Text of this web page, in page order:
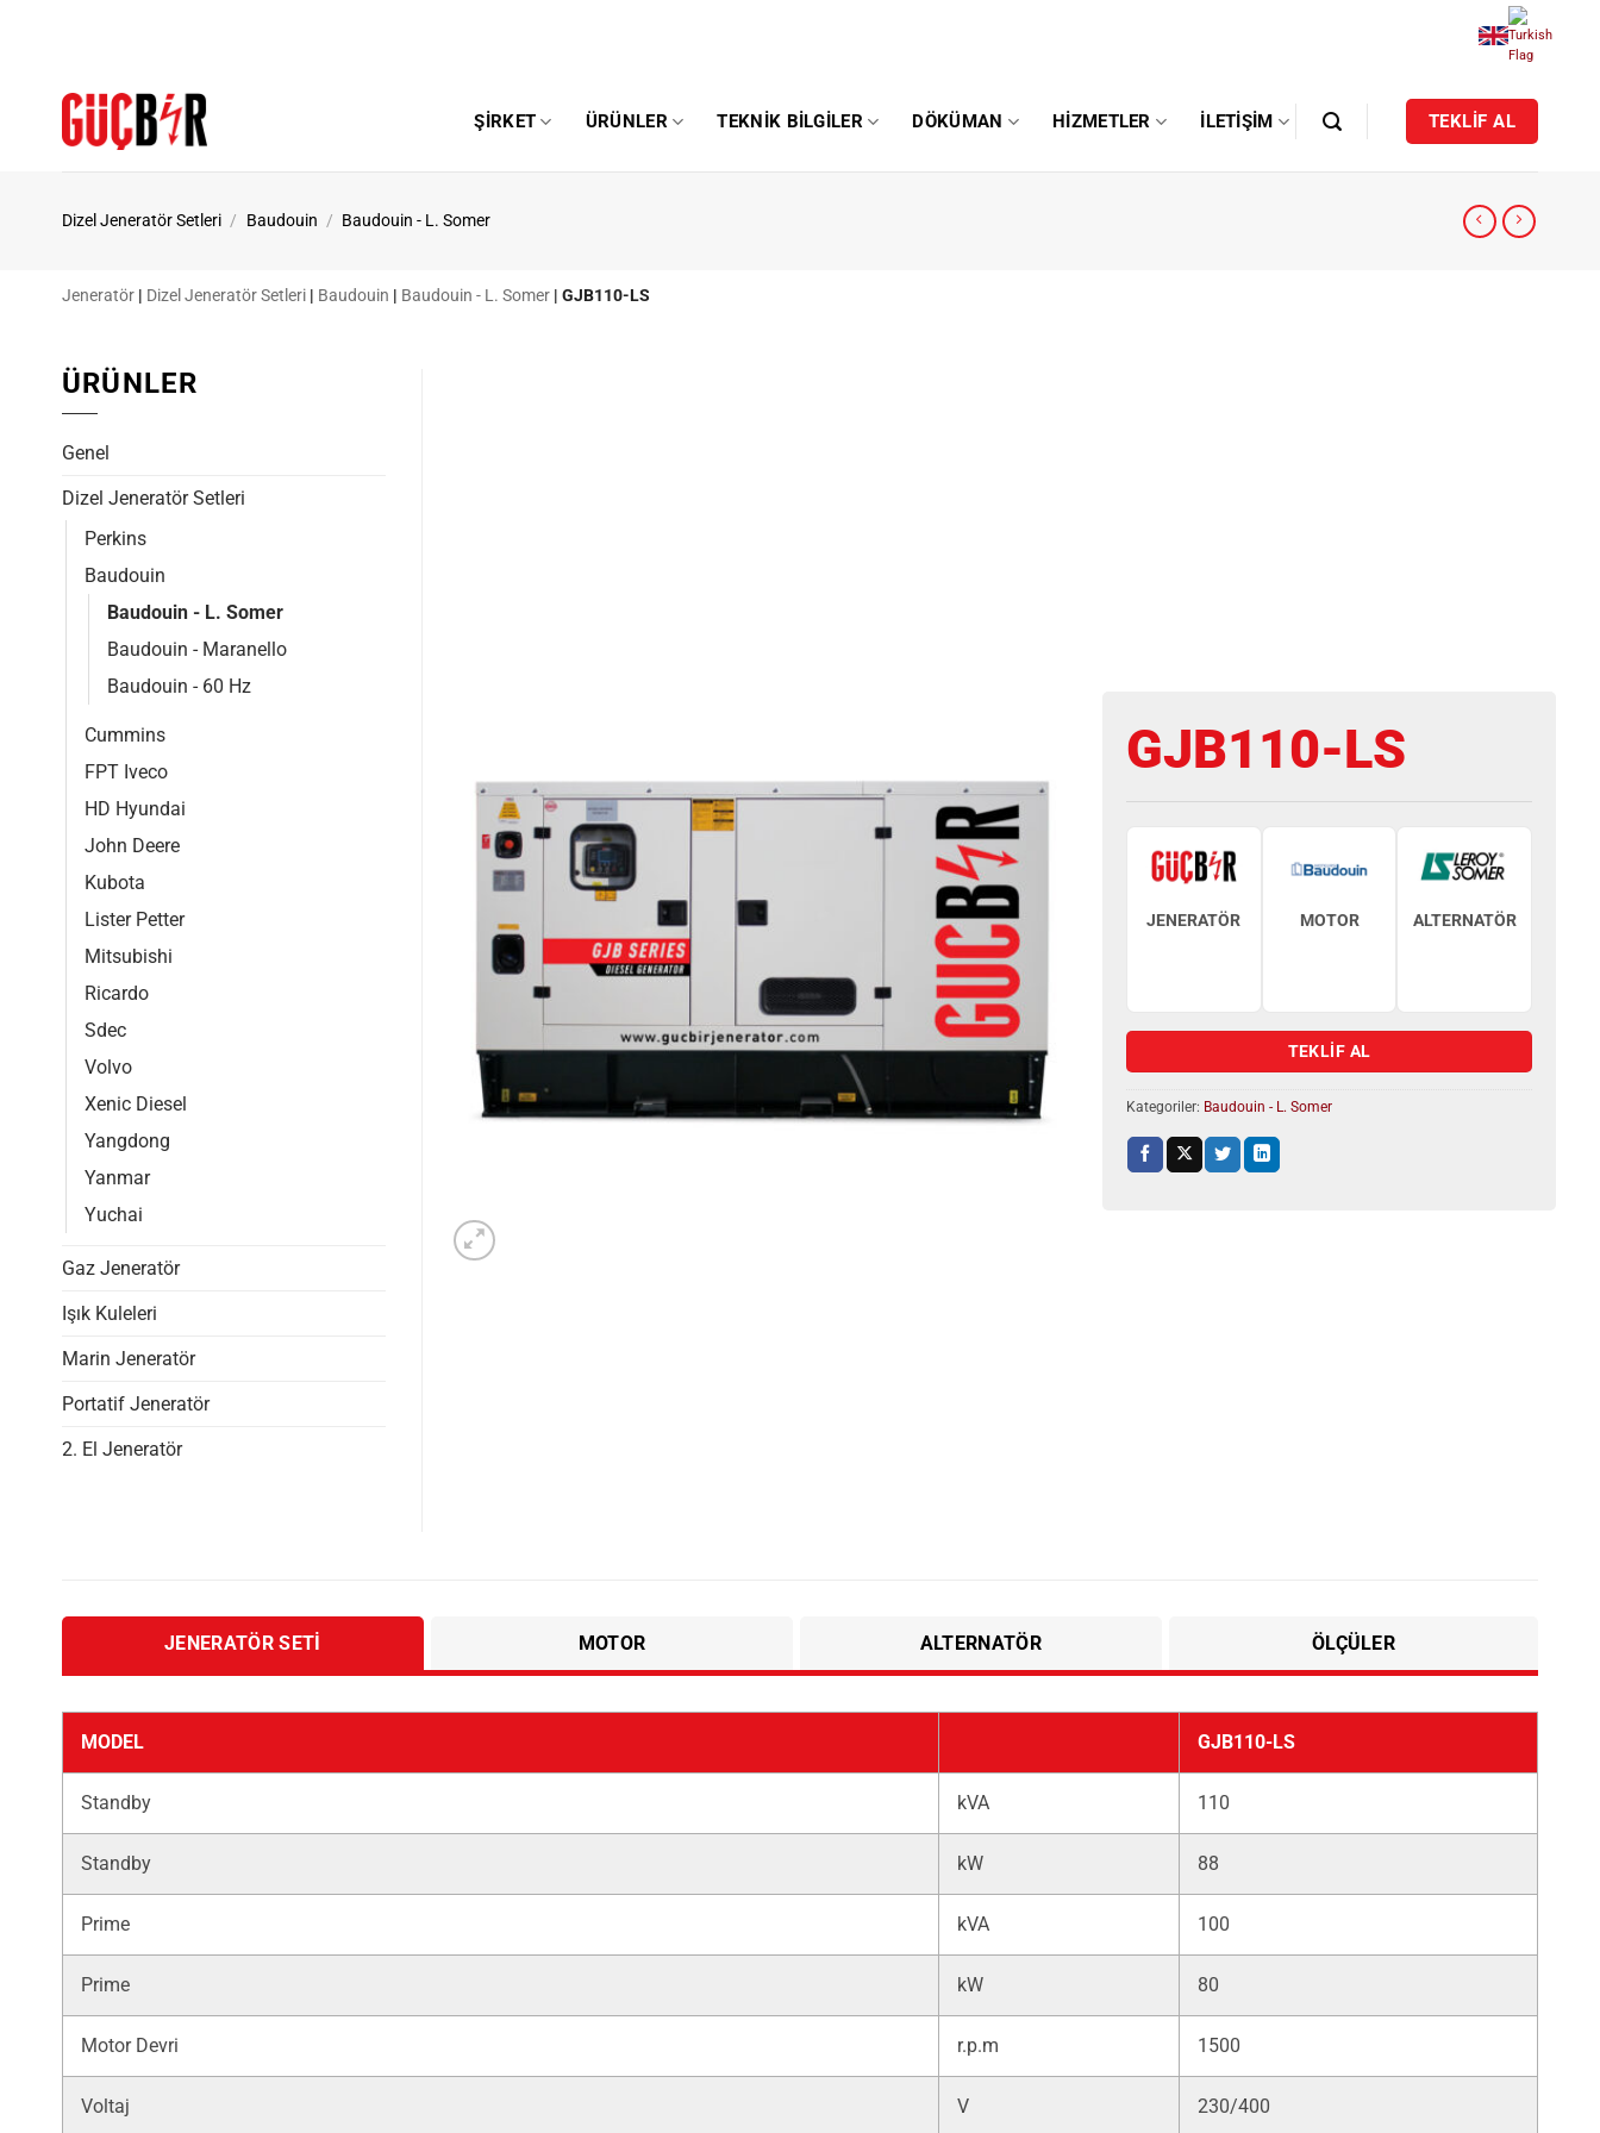
ŞIRKET ÜRÜNLER TEKNIK BILGILER DÖKÜMAN HIZMETLER İLETIŞIM TEKLİF AL
Dizel Jeneratör Setleri / Baudouin / Baudouin - L. Somer
Jeneratör | Dizel Jeneratör Setleri | Baudouin | Baudouin - L. Somer | GJB110-LS
GJB110-LS
JENERATÖR MOTOR ALTERNATÖR
TEKLİF AL
Kategoriler: Baudouin - L. Somer
ÜRÜNLER
Genel
Dizel Jeneratör Setleri
Perkins
Baudouin
Baudouin - L. Somer
Baudouin - Maranello
Baudouin - 60 Hz
Cummins
FPT Iveco
HD Hyundai
John Deere
Kubota
Lister Petter
Mitsubishi
Ricardo
Sdec
Volvo
Xenic Diesel
Yangdong
Yanmar
Yuchai
Gaz Jeneratör
Işık Kuleleri
Marin Jeneratör
Portatif Jeneratör
2. El Jeneratör
JENERATÖR SETI MOTOR ALTERNATÖR ÖLÇÜLER
MODEL GJB110-LS
Standby kVA 110
Standby kW 88
Prime kVA 100
Prime kW 80
Motor Devri r.p.m 1500
Voltaj V 230/400